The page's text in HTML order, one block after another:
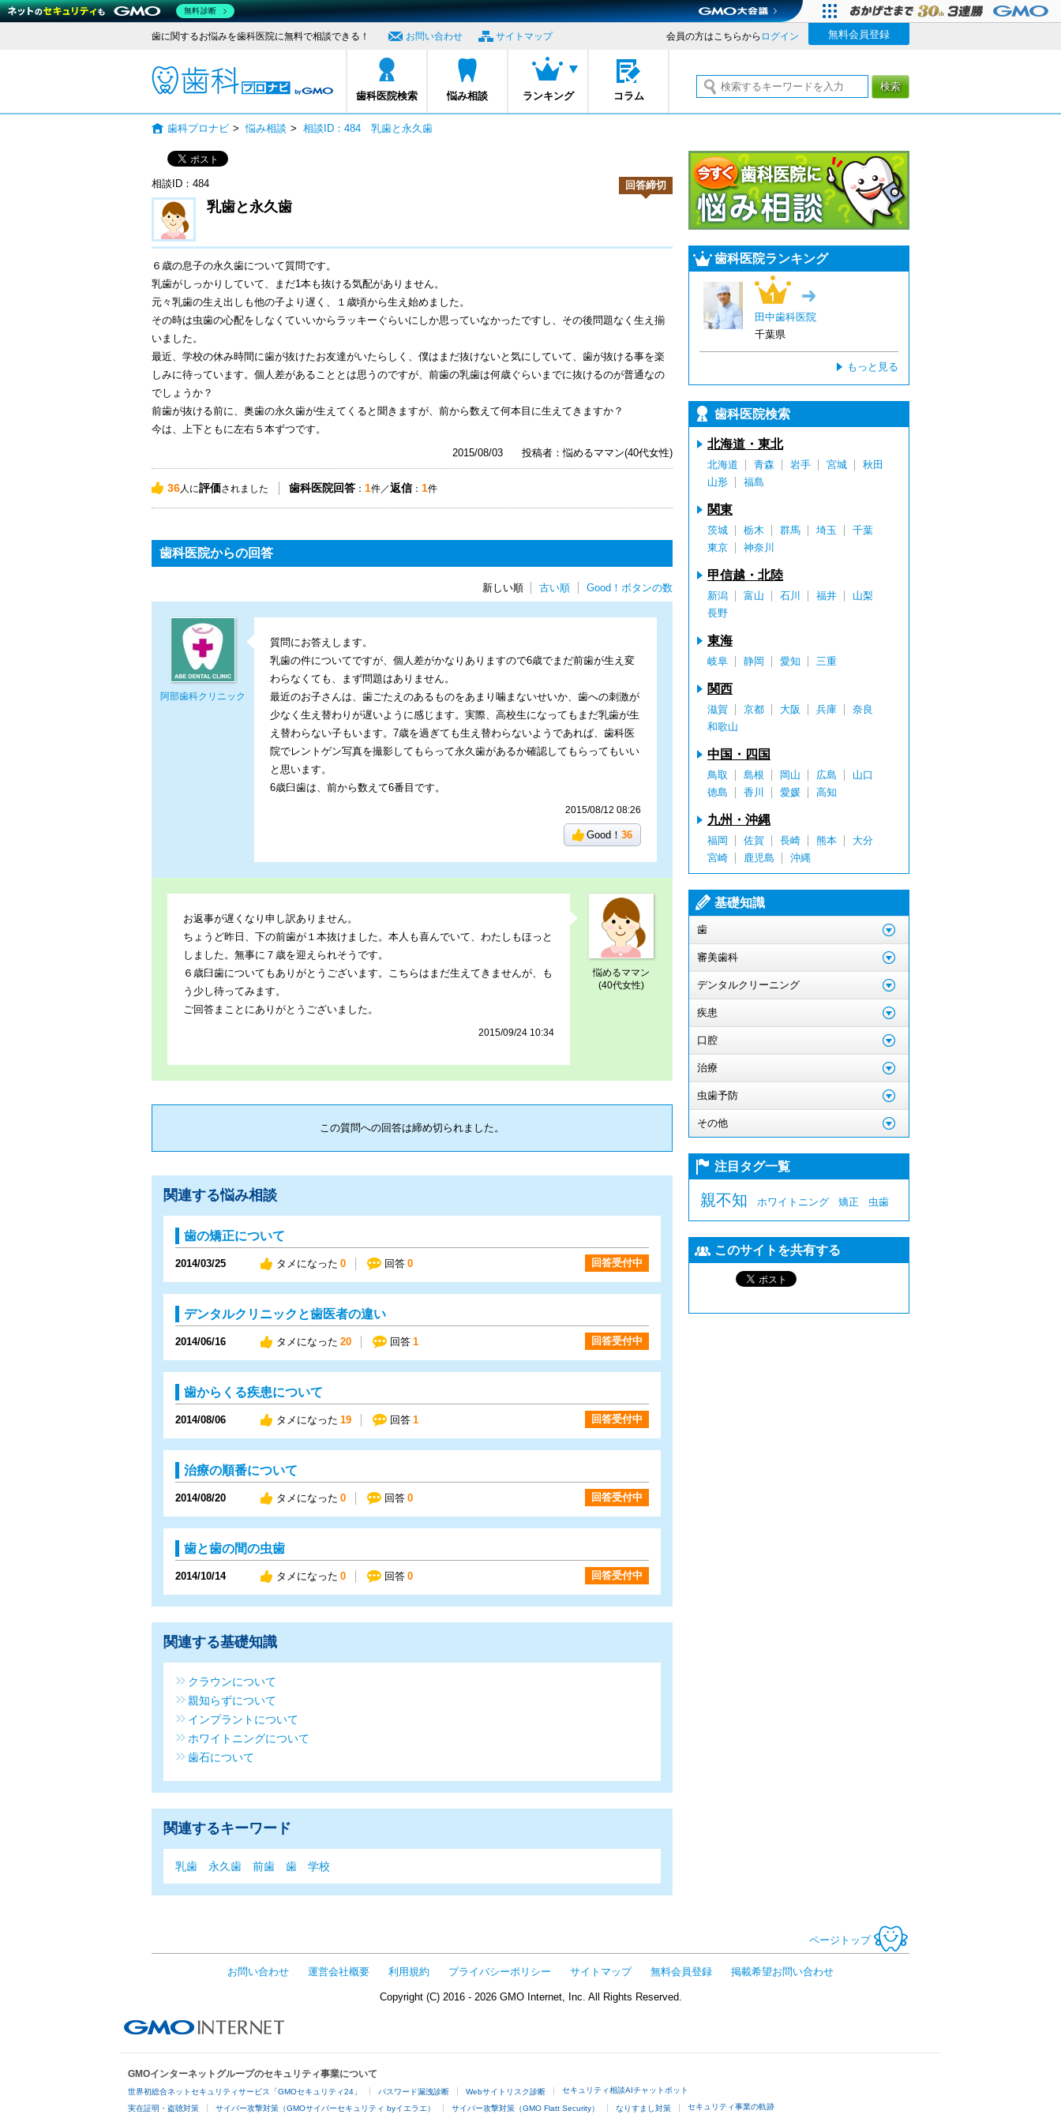
歯に関するお悩みを歯科医院に無料で相談できる！
歯科プロナビ
歯科医院検索 悩み相談 ランキング コラム
お問い合わせ サイトマップ 会員の方はこちらから ログイン 無料会員登録
検索
歯科プロナビ > 悩み相談 > 相談ID：484 乳歯と永久歯
乳歯と永久歯
６歳の息子の永久歯について質問です。
乳歯がしっかりしていて、まだ1本も抜ける気配がありません。
元々乳歯の生え出しも他の子より遅く、１歳頃から生え始めました。
その時は虫歯の心配をしなくていいからラッキーぐらいにしか思っていなかったですし、その後問題なく生え揃
いました。
最近、学校の休み時間に歯が抜けたお友達がいたらしく、僕はまだ抜けないと気にしていて、歯が抜ける事を楽
しみに待っています。個人差があることとは思うのですが、前歯の乳歯は何歳ぐらいまでに抜けるのが普通なの
でしょうか？
前歯が抜ける前に、奥歯の永久歯が生えてくると聞きますが、前から数えて何本目に生えてきますか？
今は、上下ともに左右５本ずつです。
2015/08/03
投稿者：悩めるママン(40代女性)
相談ID：484 回答締切
36人に評価されました 歯科医院回答： 1件／返信： 1件
歯科医院からの回答
新しい順 古い順 Good！ボタンの数
阿部歯科クリニック
質問にお答えします。
乳歯の件についてですが、個人差がかなりありますので6歳でまだ前歯が生え変
わらなくても、まず問題はありません。
最近のお子さんは、歯ごたえのあるものをあまり噛まないせいか、歯への刺激が
少なく生え替わりが遅いように感じます。実際、高校生になってもまだ乳歯が生
え替わらない子もいます。7歳を過ぎても生え替わらないようであれば、歯科医
院でレントゲン写真を撮影してもらって永久歯があるか確認してもらってもいい
と思います。
6歳臼歯は、前から数えて6番目です。
2015/08/12 08:26
Good！ 36
悩めるママン
(40代女性)
お返事が遅くなり申し訳ありません。
ちょうど昨日、下の前歯が１本抜けました。本人も喜んでいて、わたしもほっと
しました。無事に７歳を迎えられそうです。
６歳臼歯についてもありがとうございます。こちらはまだ生えてきませんが、も
う少し待ってみます。
ご回答まことにありがとうございました。
2015/09/24 10:34
この質問への回答は締め切られました。
関連する悩み相談
歯の矯正について
2014/03/25 タメになった 0 回答 0 回答受付中
デンタルクリニックと歯医者の違い
2014/06/16 タメになった 20 回答 1 回答受付中
歯からくる疾患について
2014/08/06 タメになった 19 回答 1 回答受付中
治療の順番について
2014/08/20 タメになった 0 回答 0 回答受付中
歯と歯の間の虫歯
2014/10/14 タメになった 0 回答 0 回答受付中
関連する基礎知識
クラウンについて
親知らずについて
インプラントについて
ホワイトニングについて
歯石について
関連するキーワード
乳歯 永久歯 前歯 歯 学校
歯科医院ランキング
田中歯科医院
千葉県
もっと見る
歯科医院検索
北海道・東北
北海道 青森 岩手 宮城
秋田
山形
福島
関東
茨城 栃木 群馬 埼玉
千葉
東京
神奈川
甲信越・北陸
新潟 富山 石川 福井
山梨
長野
東海
岐阜 静岡 愛知 三重
関西
滋賀 京都 大阪 兵庫
奈良
和歌山
中国・四国
鳥取 島根 岡山 広島
山口
徳島
香川 愛媛 高知
九州・沖縄
福岡 佐賀 長崎 熊本
大分
宮崎
鹿児島 沖縄
基礎知識
歯
審美歯科
デンタルクリーニング
疾患
口腔
治療
虫歯予防
その他
注目タグ一覧
親不知 ホワイトニング 矯正 虫歯
このサイトを共有する
ページトップ
お問い合わせ 運営会社概要 利用規約 プライバシーポリシー サイトマップ 無料会員登録 掲載希望お問い合わせ
Copyright (C) 2016 - 2026 GMO Internet, Inc. All Rights Reserved.
GMOインターネットグループのセキュリティ事業について
世界初総合ネットセキュリティサービス「GMOセキュリティ24」 パスワード漏洩診断 Webサイトリスク診断 セキュリティ相談AIチャットボット
実在証明・盗聴対策 サイバー攻撃対策（GMOサイバーセキュリティ byイエラエ） サイバー攻撃対策（GMO Flatt Security） なりすまし対策 セキュリティ事業の軌跡
無料診断